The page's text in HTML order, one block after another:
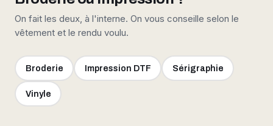
On fait les deux, à l'interne. On vous conseille selon le
vêtement et le rendu voulu.
Broderie Impression DTF Sérigraphie
Vinyle